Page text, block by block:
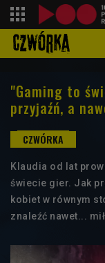
"Gaming to
przyjaźń, a
Klaudia od lat
świecie gier. Jak
kobiet w równym
znaleźć nawet...